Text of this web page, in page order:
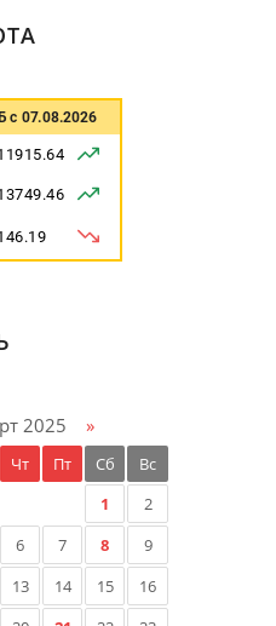
2025 »
Чт Пт Сб
Вс
1
2
6 7 8
9
13 14 15
16